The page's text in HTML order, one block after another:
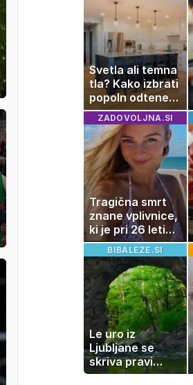
bučke
Svetla ali temna
tla? Kako izbrati
popoln odtenek
za vaš dom
ZADOVOLJNA.SI
Tragična smrt
znane vplivnice,
ki je pri 26 letih
izgubila boj z
boleznijo
BIBALEZE.SI
Le uro iz
Ljubljane se
skriva pravi
naravni čudež: